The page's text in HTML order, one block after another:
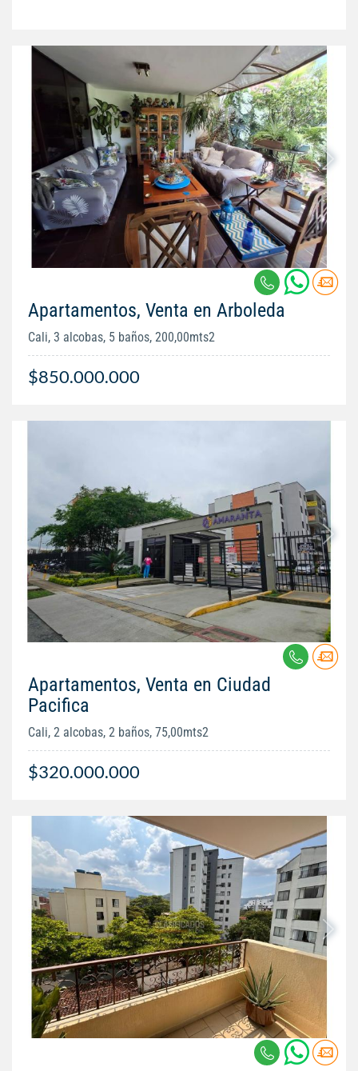
Apartamentos, Venta en Arboleda
Cali, 3 alcobas, 5 baños, 200,00mts2
$850.000.000
Apartamentos, Venta en Ciudad
Pacifica
Cali, 2 alcobas, 2 baños, 75,00mts2
$320.000.000